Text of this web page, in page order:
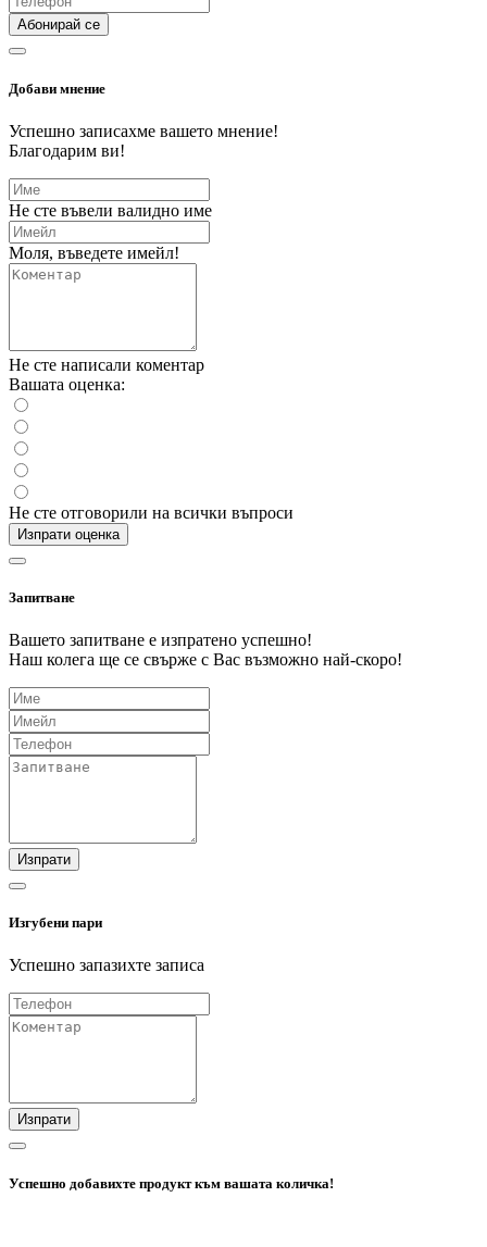
Абонирай се
Добави мнение
Успешно записахме вашето мнение!
Благодарим ви!
Не сте въвели валидно име
Моля, въведете имейл!
Не сте написали коментар
Вашата оценка:
Не сте отговорили на всички въпроси
Изпрати оценка
Запитване
Вашето запитване е изпратено успешно!
Наш колега ще се свърже с Вас възможно най-скоро!
Изпрати
Изгубени пари
Успешно запазихте записа
Изпрати
Успешно добавихте продукт към вашата количка!